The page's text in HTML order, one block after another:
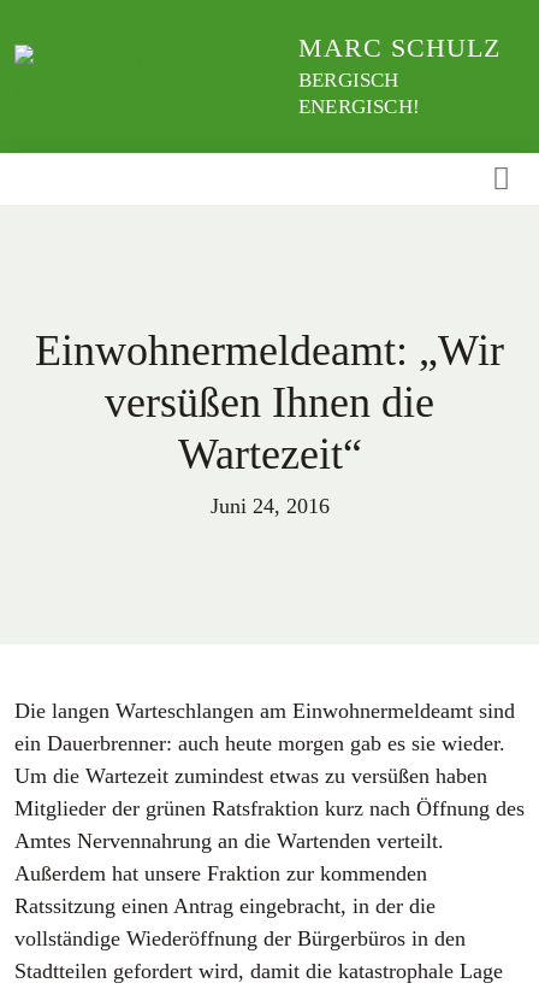
zum
MARC SCHULZ
BERGISCH
ENERGISCH!
Einwohnermeldeamt: „Wir
versüßen Ihnen die
Wartezeit“
Juni 24, 2016
Die langen Warteschlangen am Einwohnermeldeamt sind
ein Dauerbrenner: auch heute morgen gab es sie wieder.
Um die Wartezeit zumindest etwas zu versüßen haben
Mitglieder der grünen Ratsfraktion kurz nach Öffnung des
Amtes Nervennahrung an die Wartenden verteilt.
Außerdem hat unsere Fraktion zur kommenden
Ratssitzung einen Antrag eingebracht, in der die
vollständige Wiederöffnung der Bürgerbüros in den
Stadtteilen gefordert wird, damit die katastrophale Lage